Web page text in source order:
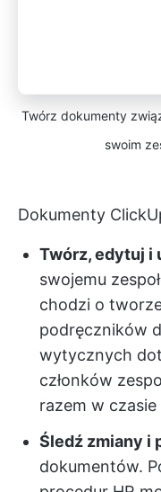
Twórz dokumenty
swoim
Dokumenty
Twórz, edytuj i
swojemu
chodzi o
podręczników
wytycznych
członków
razem w
Śledź zmiany i
dokumentów.